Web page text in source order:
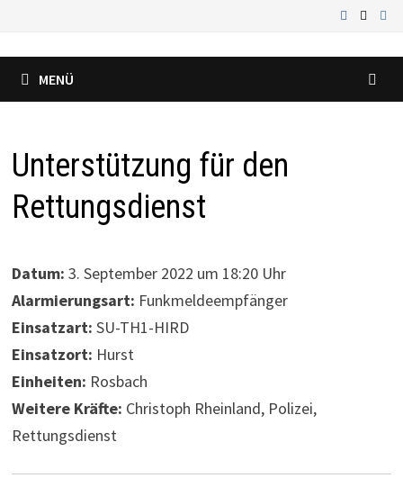
springen
MENÜ
Unterstützung für den
Rettungsdienst
Datum: 3. September 2022 um 18:20 Uhr
Alarmierungsart: Funkmeldeempfänger
Einsatzart: SU-TH1-HIRD
Einsatzort: Hurst
Einheiten: Rosbach
Weitere Kräfte: Christoph Rheinland, Polizei,
Rettungsdienst